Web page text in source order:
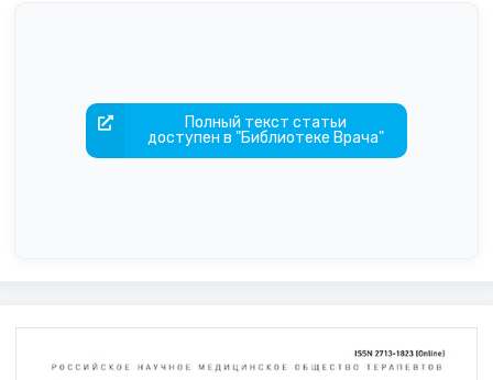
Полный текст статьи
доступен в "Библиотеке Врача"